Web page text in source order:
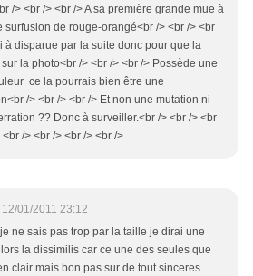
/> <br /> <br /> A sa première grande mue à
surfusion de rouge-orangé<br /> <br /> <br
à disparue par la suite donc pour que la
la photo<br /> <br /> <br /> Possède une
ce la pourrais bien être une
/> <br /> <br /> Et non une mutation ni
?? Donc à surveiller.<br /> <br /> <br
/> <br /> <br /> <br />
12/01/2011 23:12
ne sais pas trop par la taille je dirai une
la dissimilis car ce une des seules que
clair mais bon pas sur de tout sinceres